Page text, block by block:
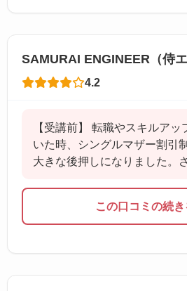
SAMURAI ENGINEER（侍エ
4.2
【受講前】 転職やスキルアッ
いた時、シングルマザー割引
大きな後押しになりました。
この口コミの続